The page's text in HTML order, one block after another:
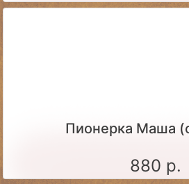
Пионерка Маша
880 р.